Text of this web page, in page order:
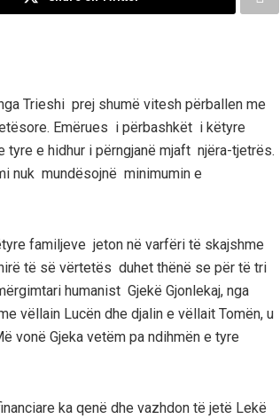
Trieshi prej shumë vitesh përballen me
Emërues i përbashkët i këtyre
tyre e hidhur i përngjanë mjaft njëra-tjetrës.
nuk mundësojnë minimumin e
familjeve jeton në varfëri të skajshme
të së vërtetës duhet thënë se për të tri
humanist Gjekë Gjonlekaj, nga
vëllain Lucën dhe djalin e vëllait Tomën, u
vonë Gjeka vetëm pa ndihmën e tyre
ka qenë dhe vazhdon të jetë Lekë